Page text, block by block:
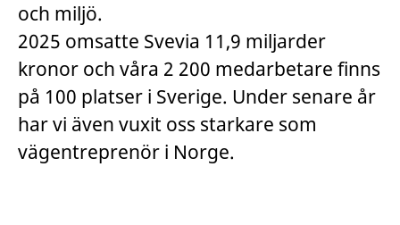
och miljö.
2025 omsatte Svevia 11,9 miljarder
kronor och våra 2 200 medarbetare finns
på 100 platser i Sverige. Under senare år
har vi även vuxit oss starkare som
vägentreprenör i Norge.